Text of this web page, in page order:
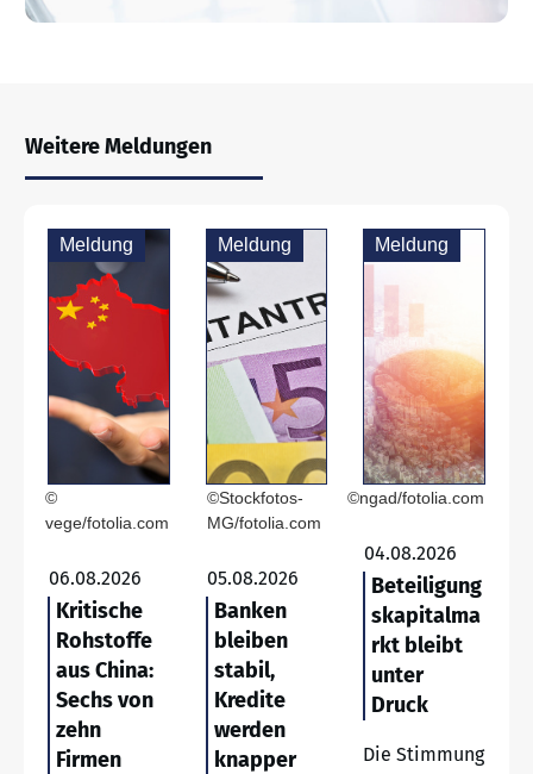
Weitere Meldungen
Meldung
©
vege/fotolia.com
06.08.2026
Kritische
Rohstoffe
aus China:
Sechs von
zehn
Firmen
Meldung
©Stockfotos-
MG/fotolia.com
05.08.2026
Banken
bleiben
stabil,
Kredite
werden
knapper
Meldung
©ngad/fotolia.com
04.08.2026
Beteiligung
skapitalma
rkt bleibt
unter
Druck
Die Stimmung